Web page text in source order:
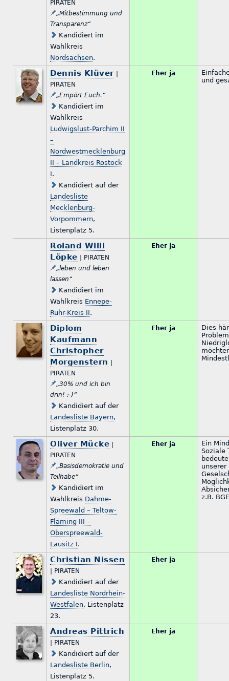
PIRATEN
„Mitbestimmung und
Transparenz“
Kandidiert im
Wahlkreis
Nordsachsen.
Dennis Klüver|
PIRATEN
„Empört Euch.“
Kandidiert im
Wahlkreis
Ludwigslust-Parchim II
–
Nordwestmecklenburg
II – Landkreis Rostock
I.
Kandidiert auf der
Landesliste
Mecklenburg-
Vorpommern,
Listenplatz 5.
Eher ja
und
Roland Willi
Löpke | PIRATEN
„leben und leben
lassen“
Kandidiert im
Wahlkreis Ennepe-
Ruhr-Kreis II.
Eher ja
Diplom
Kaufmann
Christopher
Morgenstern
PIRATEN
„30% und ich bin
drin! :-)“
Kandidiert auf der
Landesliste Bayern,
Listenplatz 30.
Eher ja
Dies
Oliver Mücke
PIRATEN
„Basisdemokratie und
Teilhabe“
Kandidiert im
Wahlkreis Dahme-
Spreewald – Teltow-
Fläming III –
Oberspreewald-
Lausitz I.
Eher ja
Ein
Soziale
z.B.
Christian Nissen
| PIRATEN
Kandidiert auf der
Landesliste Nordrhein-
Westfalen, Listenplatz
23.
Eher ja
Andreas Pittrich
| PIRATEN
Kandidiert auf der
Landesliste Berlin,
Listenplatz 5.
Eher ja